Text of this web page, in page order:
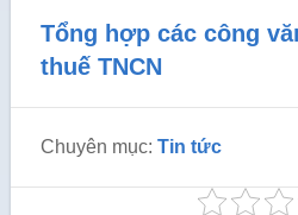
Tổng hợp các công
thuế TNCN
Chuyên mục: Tin tức